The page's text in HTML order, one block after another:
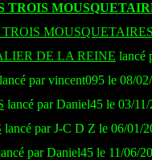
DE LA REINE lancé
lancé par vincent095 le 08/
lancé par Daniel45 le 03/
lancé par J-C D Z le 06/01/
par Daniel45 le 11/06/